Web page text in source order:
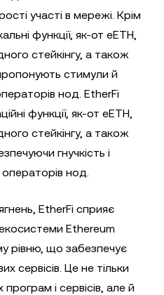
участі в мережі. Крім
функції, як-от eETH,
стейкінгу, а також
стимули й
нод. EtherFi
функції, як-от eETH,
стейкінгу, а також
гнучкість і
нод.
EtherFi сприяє
Ethereum
рівню, що забезпечує
сервісів. Це не тільки
і сервісів, але й